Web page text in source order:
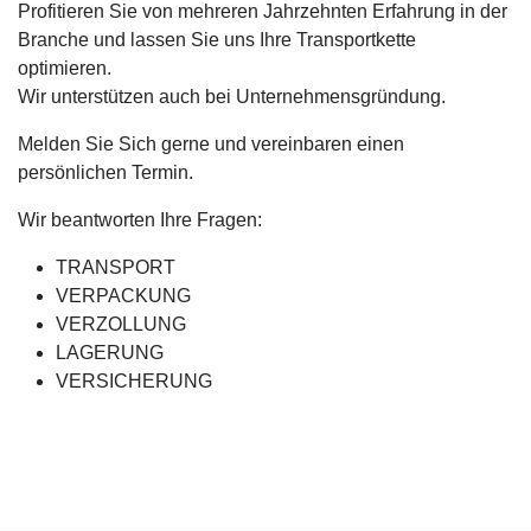
Profitieren Sie von mehreren Jahrzehnten Erfahrung in der
Branche und lassen Sie uns Ihre Transportkette
optimieren.
Wir unterstützen auch bei Unternehmensgründung.
Melden Sie Sich gerne und vereinbaren einen
persönlichen Termin.
Wir beantworten Ihre Fragen:
TRANSPORT
VERPACKUNG
VERZOLLUNG
LAGERUNG
VERSICHERUNG